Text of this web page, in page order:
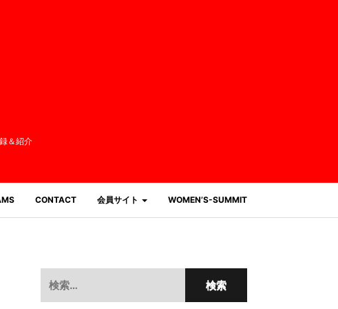
＆紹介
CONTACT 会員サイト WOMEN’S-SUMMIT
索: